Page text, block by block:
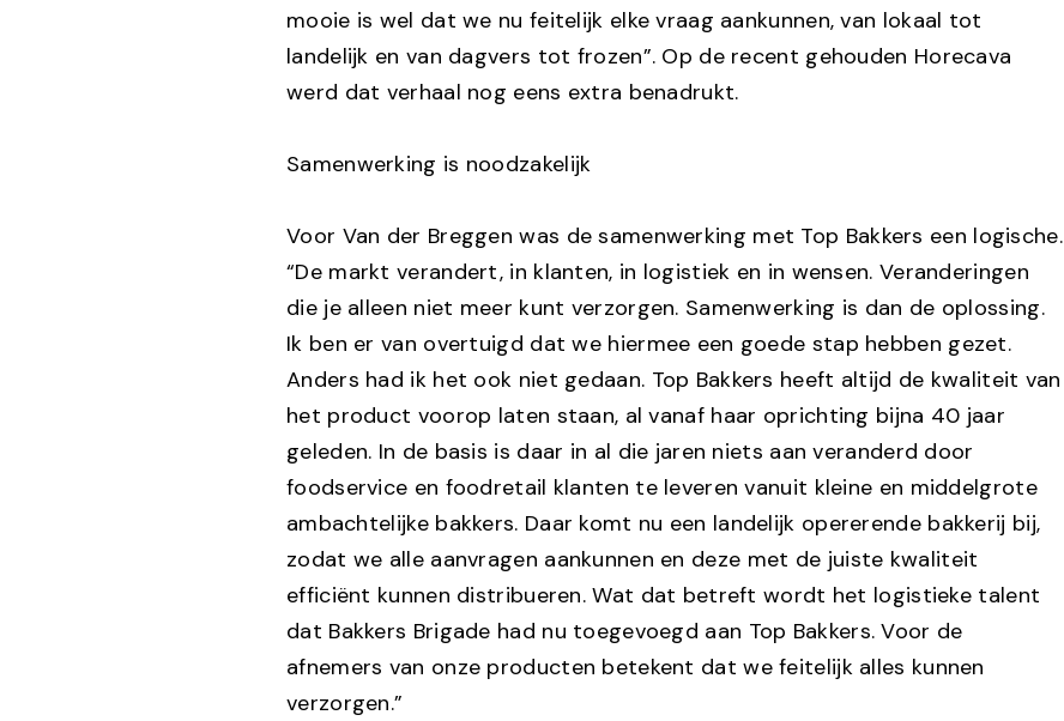
mooie is wel dat we nu feitelijk elke vraag aankunnen, van lokaal tot
landelijk en van dagvers tot frozen”. Op de recent gehouden Horecava
werd dat verhaal nog eens extra benadrukt.
Samenwerking is noodzakelijk
Voor Van der Breggen was de samenwerking met Top Bakkers een logische.
“De markt verandert, in klanten, in logistiek en in wensen. Veranderingen
die je alleen niet meer kunt verzorgen. Samenwerking is dan de oplossing.
Ik ben er van overtuigd dat we hiermee een goede stap hebben gezet.
Anders had ik het ook niet gedaan. Top Bakkers heeft altijd de kwaliteit van
het product voorop laten staan, al vanaf haar oprichting bijna 40 jaar
geleden. In de basis is daar in al die jaren niets aan veranderd door
foodservice en foodretail klanten te leveren vanuit kleine en middelgrote
ambachtelijke bakkers. Daar komt nu een landelijk opererende bakkerij bij,
zodat we alle aanvragen aankunnen en deze met de juiste kwaliteit
efficiënt kunnen distribueren. Wat dat betreft wordt het logistieke talent
dat Bakkers Brigade had nu toegevoegd aan Top Bakkers. Voor de
afnemers van onze producten betekent dat we feitelijk alles kunnen
verzorgen.”